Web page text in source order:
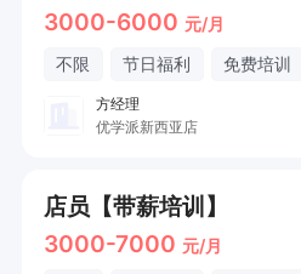
3000-6000 元/月
不限 节日福利 免费培训
方经理
优学派新西亚店
店员【带薪培训】
3000-7000 元/月